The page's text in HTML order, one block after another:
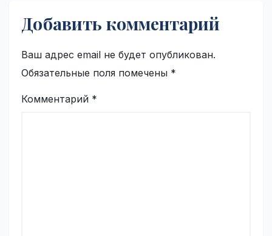
Добавить комментарий
Ваш адрес email не будет опубликован.
Обязательные поля помечены *
Комментарий *